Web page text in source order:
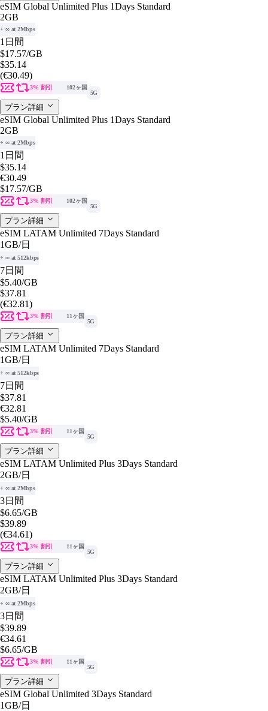
eSIM Global Unlimited Plus 1Days Standard
2GB
+ ∞ at 2Mbps
1日間
$17.57/GB
$35.14
(€30.49)
3% 割引
102ヶ国
5G
プラン詳細
eSIM Global Unlimited Plus 1Days Standard
2GB
+ ∞ at 2Mbps
1日間
$35.14
€30.49
$17.57/GB
3% 割引
102ヶ国
5G
プラン詳細
eSIM LATAM Unlimited 7Days Standard
1GB/日
+ ∞ at 512kbps
7日間
$5.40/GB
$37.81
(€32.81)
3% 割引
11ヶ国
5G
プラン詳細
eSIM LATAM Unlimited 7Days Standard
1GB/日
+ ∞ at 512kbps
7日間
$37.81
€32.81
$5.40/GB
3% 割引
11ヶ国
5G
プラン詳細
eSIM LATAM Unlimited Plus 3Days Standard
2GB/日
+ ∞ at 2Mbps
3日間
$6.65/GB
$39.89
(€34.61)
3% 割引
11ヶ国
5G
プラン詳細
eSIM LATAM Unlimited Plus 3Days Standard
2GB/日
+ ∞ at 2Mbps
3日間
$39.89
€34.61
$6.65/GB
3% 割引
11ヶ国
5G
プラン詳細
eSIM Global Unlimited 3Days Standard
1GB/日